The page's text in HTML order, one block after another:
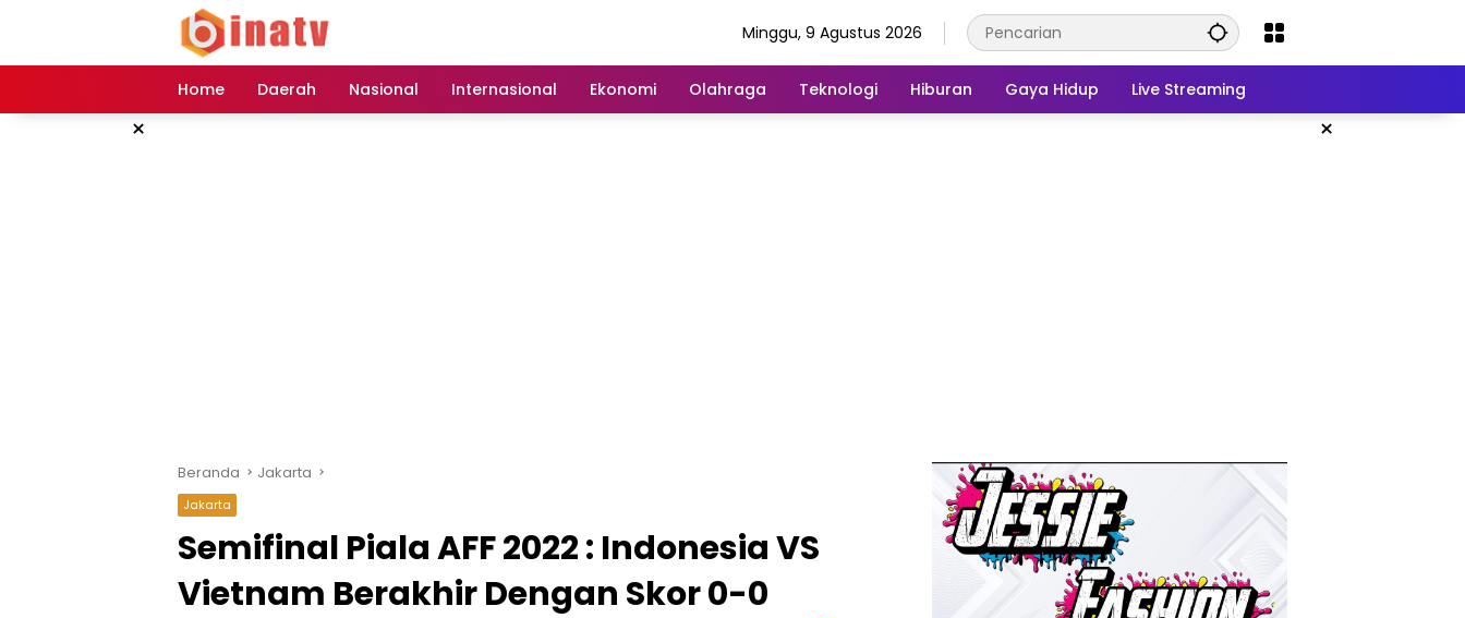
Minggu, 9 Agustus 2026
Home Daerah Nasional Internasional Ekonomi Olahraga Teknologi Hiburan Gaya Hidup Live Streaming
× ×
Beranda Jakarta
Jakarta
Semifinal Piala AFF 2022 : Indonesia VS
Vietnam Berakhir Dengan Skor 0-0